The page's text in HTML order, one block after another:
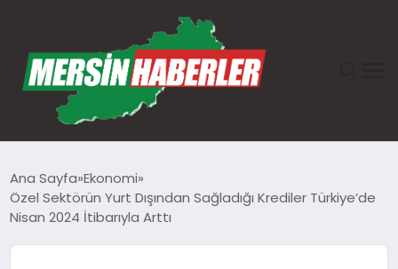
GÜNDEM
Ana Sayfa Ekonomi
Özel Sektörün Yurt Dışından Sağladığı Krediler Türkiye’de
Nisan 2024 İtibarıyla Arttı